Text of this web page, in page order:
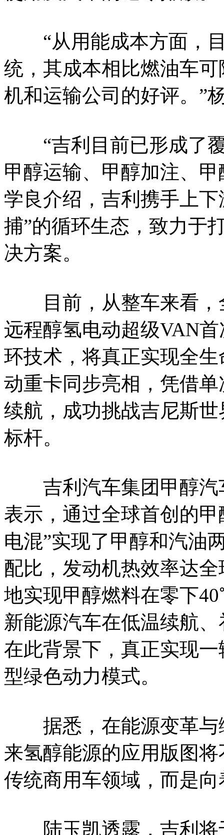
“从用能成本方面，目
统，其成本相比燃油车
机和运输公司的好评。”
“吉利目前已形成了覆
甲醇运输、甲醇加注、
学良介绍，吉利携手上
捕”的循环生态，致力于
决方案。
目前，从整车来看，
远程醇氢电动超级VAN
环技术，将真正实现全
动重卡同步亮相，凭借
续航，成功挑战吉尼斯
标杆。
吉利汽车集团甲醇汽
表示，通过全球首创的
电混”实现了甲醇和汽油
配比，发动机热效率达
地实现甲醇燃料在零下
新能源汽车在低温续航
在此背景下，真正实现
型绿色动力模式。
据悉，在能源变革与
来氢醇能源的应用版图
传统商用车领域，而是
陆玉凯透露，吉利将